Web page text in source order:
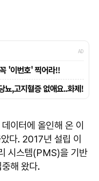
이터에 올인해 온 이
다. 2017년 설립 이
시스템(PMS)을 기반
해 왔다.